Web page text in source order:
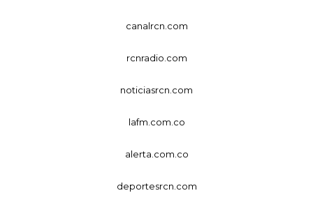
canalrcn.com
rcnradio.com
noticiasrcn.com
lafm.com.co
alerta.com.co
deportesrcn.com